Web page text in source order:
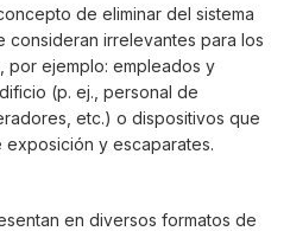
de eliminar del sistema
consideran irrelevantes para los
por ejemplo: empleados y
(p. ej., personal de
etc.) o dispositivos que
y escaparates.
en diversos formatos de